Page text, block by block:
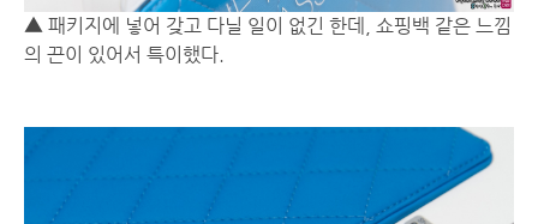
▲ 패키지에 넣어 갖고 다닐 일이 없긴 한데, 쇼핑백 같은 느낌
의 끈이 있어서 특이했다.